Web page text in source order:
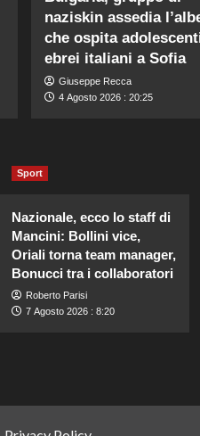
naziskin assedia
che ospita
ebrei italiani a Sofia
Giuseppe Recca
4 Agosto 2026 : 20:25
Sport
Nazionale, ecco lo staff di
Mancini: Bollini vice,
Oriali torna team manager,
Bonucci tra i collaboratori
Roberto Parisi
7 Agosto 2026 : 8:20